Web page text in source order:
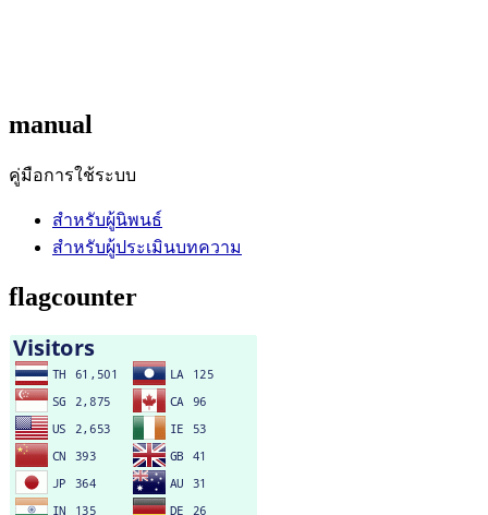
manual
คู่มือการใช้ระบบ
สำหรับผู้นิพนธ์
สำหรับผู้ประเมินบทความ
flagcounter